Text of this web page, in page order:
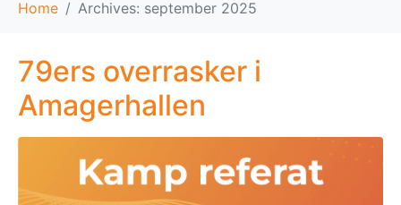
Home Archives: september 2025
79ers overrasker i
Amagerhallen